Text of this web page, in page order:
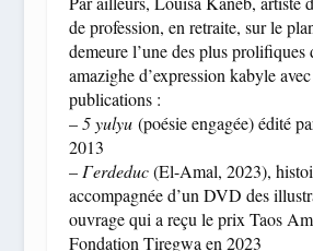
de profession, en retraite, sur le
demeure l’une des plus prolifiques
amazighe d’expression kabyle
publications :
–5 yulyu(poésie engagée) édité
2013
– Γerdeduc(El-Amal, 2023),
accompagnée d’un DVD des
ouvrage qui a reçu le prix Taos
Fondation Tiregwa en 2023